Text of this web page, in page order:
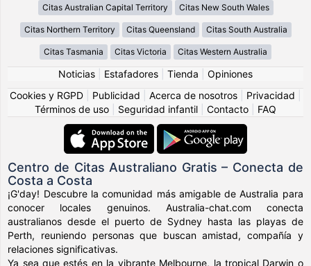
Citas Australian Capital Territory Citas New South Wales
Citas Northern Territory Citas Queensland Citas South Australia
Citas Tasmania Citas Victoria Citas Western Australia
Noticias Estafadores Tienda
Opiniones
Cookies y RGPD
Publicidad Acerca de nosotros Privacidad
Términos de uso
Seguridad infantil Contacto FAQ
Centro de Citas Australiano Gratis – Conecta de
Costa a Costa
¡G'day! Descubre la comunidad más amigable de Australia para
conocer locales genuinos. Australia-chat.com conecta
australianos desde el puerto de Sydney hasta las playas de
Perth, reuniendo personas que buscan amistad, compañía y
relaciones significativas.
Ya sea que estés en la vibrante Melbourne, la tropical Darwin o